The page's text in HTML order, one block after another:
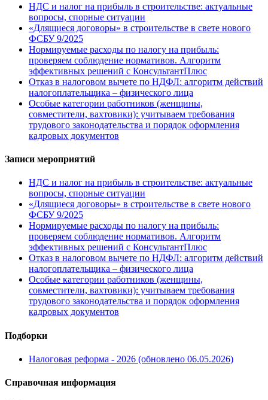
НДС и налог на прибыль в строительстве: актуальные
вопросы, спорные ситуации
«Длящиеся договоры» в строительстве в свете нового
ФСБУ 9/2025
Нормируемые расходы по налогу на прибыль:
проверяем соблюдение нормативов. Алгоритм
эффективных решений с КонсультантПлюс
Отказ в налоговом вычете по НДФЛ: алгоритм действий
налогоплательщика – физического лица
Особые категории работников (женщины,
совместители, вахтовики): учитываем требования
трудового законодательства и порядок оформления
кадровых документов
Записи мероприятий
НДС и налог на прибыль в строительстве: актуальные
вопросы, спорные ситуации
«Длящиеся договоры» в строительстве в свете нового
ФСБУ 9/2025
Нормируемые расходы по налогу на прибыль:
проверяем соблюдение нормативов. Алгоритм
эффективных решений с КонсультантПлюс
Отказ в налоговом вычете по НДФЛ: алгоритм действий
налогоплательщика – физического лица
Особые категории работников (женщины,
совместители, вахтовики): учитываем требования
трудового законодательства и порядок оформления
кадровых документов
Подборки
Налоговая реформа - 2026 (обновлено 06.05.2026)
Справочная информация